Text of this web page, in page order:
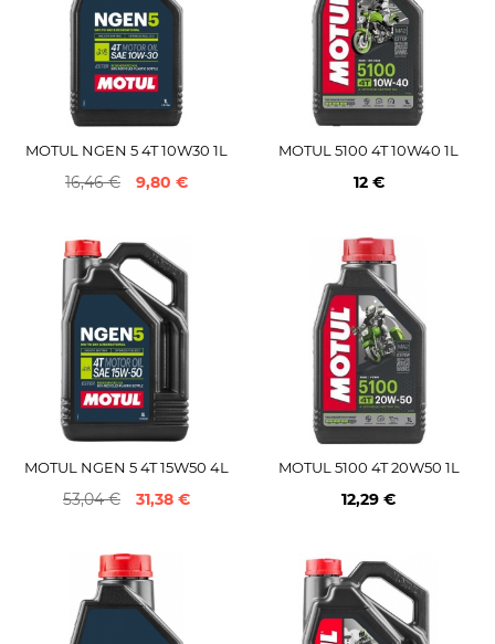
MOTUL NGEN 5 4T 10W30 1L
16,46 € 9,80 €
MOTUL 5100 4T 10W40 1L
12 €
MOTUL NGEN 5 4T 15W50 4L
53,04 € 31,38 €
MOTUL 5100 4T 20W50 1L
12,29 €